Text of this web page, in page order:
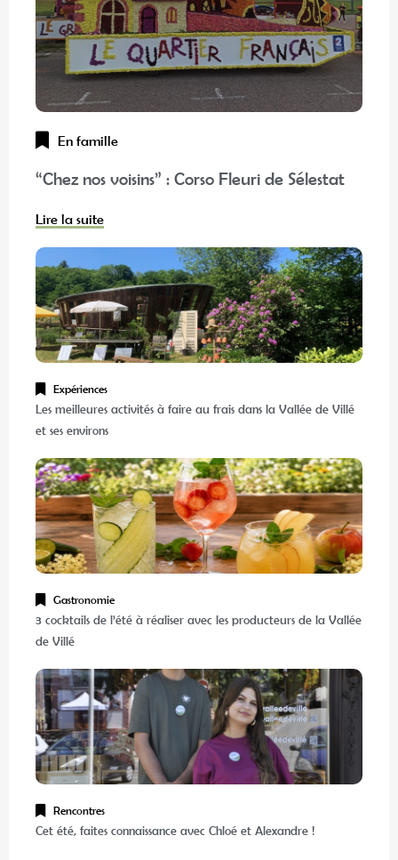
En famille
“Chez nos voisins” : Corso Fleuri de Sélestat
Lire la suite
Expériences
Les meilleures activités à faire au frais dans la Vallée de Villé
et ses environs
Gastronomie
3 cocktails de l’été à réaliser avec les producteurs de la Vallée
de Villé
Rencontres
Cet été, faites connaissance avec Chloé et Alexandre !